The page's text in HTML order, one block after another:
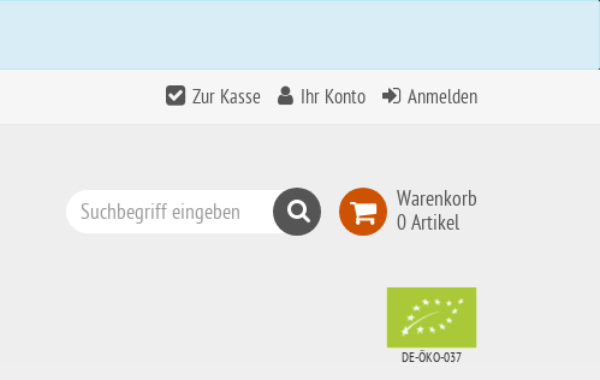
Zur Kasse Ihr Konto Anmelden
Warenkorb
0 Artikel
Suchen
DE-ÖKO-037